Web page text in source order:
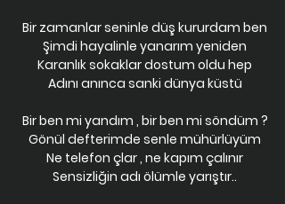
Bir zamanlar seninle düş kururdam ben
Şimdi hayalinle yanarım yeniden
Karanlık sokaklar dostum oldu hep
Adını anınca sanki dünya küstü
Bir ben mi yandım , bir ben mi söndüm ?
Gönül defterimde senle mühürlüyüm
Ne telefon çlar , ne kapım çalınır
Sensizliğin adı ölümle yarıştır..